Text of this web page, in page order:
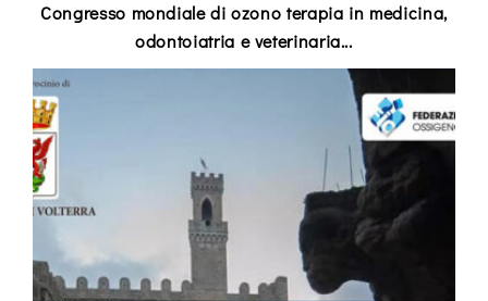
Register
Congresso mondiale di ozono terapia in medicina,
odontoiatria e veterinaria...